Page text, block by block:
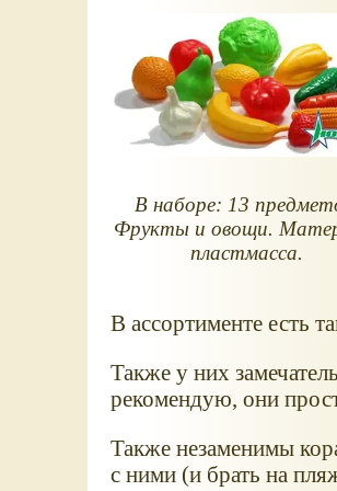
В наборе: 13
Фрукты и овощи.
пластмасса.
В ассортименте есть
Также у них
рекомендую, они
Также незаменимы
с ними (и брать на